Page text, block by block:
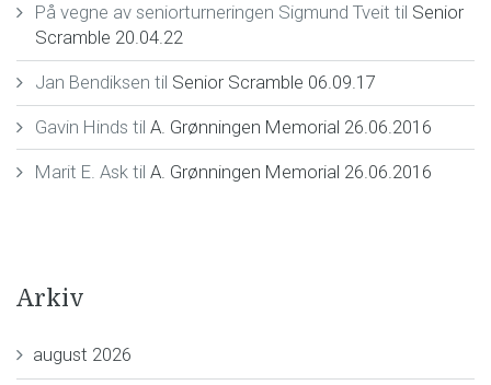
På vegne av seniorturneringen Sigmund Tveit til Senior
Scramble 20.04.22
Jan Bendiksen til Senior Scramble 06.09.17
Gavin Hinds til A. Grønningen Memorial 26.06.2016
Marit E. Ask til A. Grønningen Memorial 26.06.2016
Arkiv
august 2026